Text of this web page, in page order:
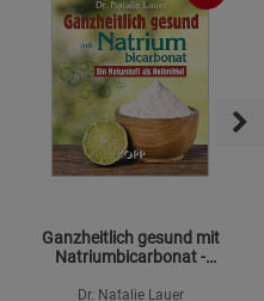
Ganzheitlich gesund mit
Natriumbicarbonat -
Dr. Natalie Lauer